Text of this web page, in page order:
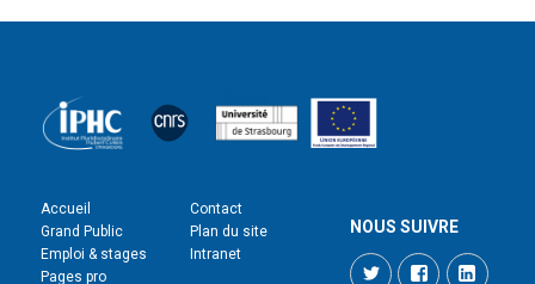
Accueil
Grand Public
Emploi & stages
Pages pro
Contact
Plan du site
Intranet
NOUS SUIVRE
TwitterFacebook